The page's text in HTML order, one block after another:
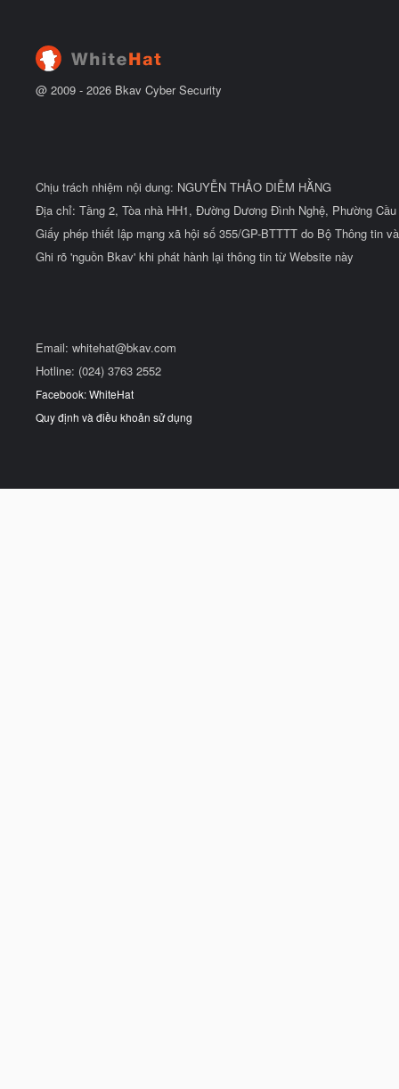
u
@ 2009 - 2026 Bkav Cyber Security
Chịu trách nhiệm nội dung: NGUYỄN THẢO DIỄM HẰNG
Địa chỉ: Tầng 2, Tòa nhà HH1, Đường Dương Đình Nghệ, Phường
Giấy phép thiết lập mạng xã hội số 355/GP-BTTTT do Bộ Thông tin
Ghi rõ 'nguồn Bkav' khi phát hành lại thông tin từ Website này
Email: whitehat@bkav.com
Hotline: (024) 3763 2552
Facebook: WhiteHat
Quy định và điều khoản sử dụng